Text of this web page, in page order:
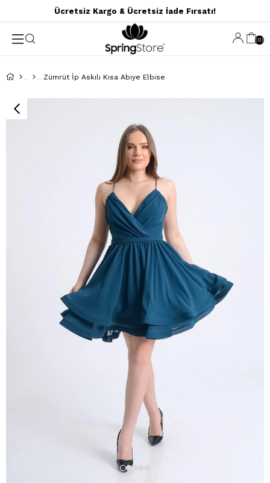
Ücretsiz Kargo & Ücretsiz İade Fırsatı!
0
Zümrüt İp Askılı Kısa Abiye Elbise